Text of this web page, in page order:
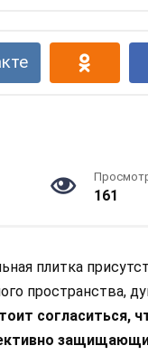
161
плитка
пространства,
согласиться,